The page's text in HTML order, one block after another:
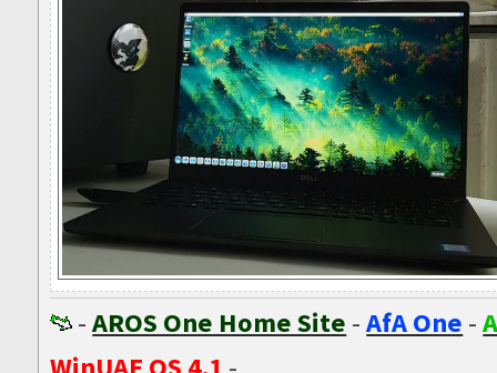
-AROS One Home Site -AfA One -